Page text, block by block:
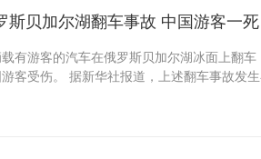
斯贝加尔湖翻车事故 中国游客一
有游客的汽车在俄罗斯贝加尔湖冰面上翻
客受伤。 据新华社报道，上述翻车事故发生